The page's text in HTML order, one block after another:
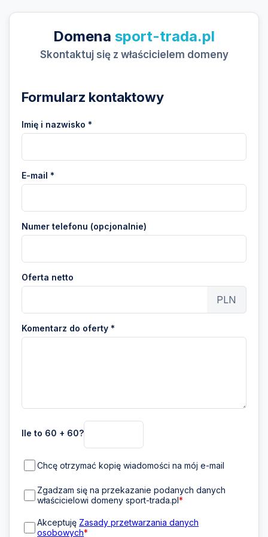
Domena sport-trada.pl
Skontaktuj się z właścicielem domeny
Formularz kontaktowy
Imię i nazwisko *
E-mail *
Numer telefonu (opcjonalnie)
Oferta netto
PLN
Komentarz do oferty *
Ile to 60 + 60?
Chcę otrzymać kopię wiadomości na mój e-mail
Zgadzam się na przekazanie podanych danych
właścicielowi domeny sport-trada.pl*
Akceptuję Zasady przetwarzania danych
osobowych*